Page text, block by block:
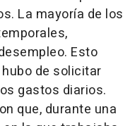
La mayoría de los
Esto
de solicitar
gastos diarios.
que, durante una